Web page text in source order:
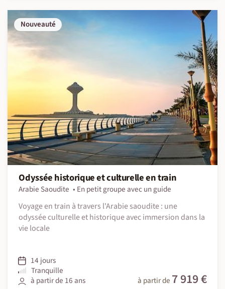
Nouveauté
Odyssée historique et culturelle en train
Arabie Saoudite
En petit groupe avec un guide
Voyage en train à travers l'Arabie saoudite : une
odyssée culturelle et historique avec immersion dans la
vie locale
14 jours
Tranquille
à partir de 16 ans
à partir de 7 919 €